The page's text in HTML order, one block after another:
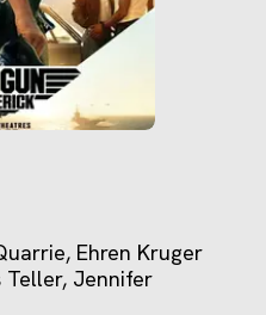
Christopher McQuarrie, Ehren Kruger